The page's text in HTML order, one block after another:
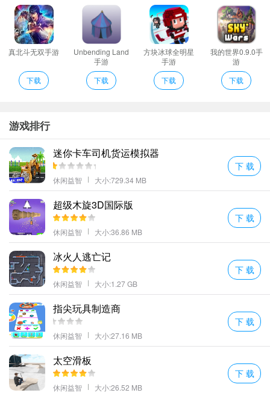
严超级忍者战士处决杀死所有匪帮保护你的城镇。
Stealthkillkatana技能动作
忍者刺客暗影之战说明
1、有趣的游戏内容和多种不同的游戏探索和玩法也能让玩家感觉精
彩让玩家有更多选择。
2、震撼人心的动态战斗控制史诗般的游戏格斗能够完整的给予玩家
3、完成目标后要迅速撤离现场到指定地点领取奖励。
4、很容易发挥使用新的箭头减速特效技术这给你不同的射击体验;
5、画面十分不错画质是比较高清的所以对于环境和人物的一些细节
都是能看的比较清楚的。
6、游戏采用经典的忍者主题为玩家展现最激情的搏击多种忍者角色
供您选择带来多种战斗体验挑战你自己升级你的角色的技能完成任
务可以解锁各种不同的皮肤。
忍者刺客暗影之战编辑心得
成为顶级的忍者你可以提升自己的战力在一次次的战斗中击败敌
人。
忍者在这个黑暗的幻想动作忍者武士游戏中与恶魔老板战斗。
各种武器都是可以使用的还有一些飞行装置可以让你快速的到达现
场。
合理的使用好各种各样的武器在相应的地方发挥出强大功效来。
忍者刺客暗影之战特色
角色升级武器解锁装甲增强和在腐败的日本土地上的战场上的战斗;
真北斗无双手游
下载
Unbending Land
手游
下载
方块冰球全明星
手游
下载
我的世界0.9.0手
游
下载
游戏排行
迷你卡车司机货运模拟器
休闲益智 大小:729.34 MB
下 载
超级木旋3D国际版
休闲益智 大小:36.86 MB
下 载
冰火人逃亡记
休闲益智 大小:1.27 GB
下 载
指尖玩具制造商
休闲益智 大小:27.16 MB
下 载
太空滑板
休闲益智 大小:26.52 MB
下 载